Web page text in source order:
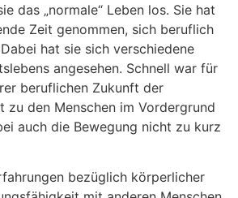
das „normale“ Leben los. Sie hat
Zeit genommen, sich beruflich
hat sie sich verschiedene
angesehen. Schnell war für
beruflichen Zukunft der
zu den Menschen im Vordergrund
auch die Bewegung nicht zu kurz
bezüglich körperlicher